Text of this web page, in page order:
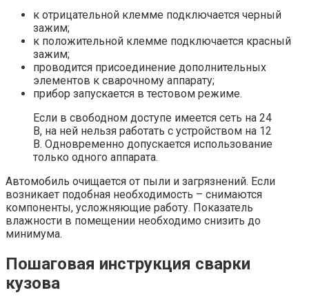
к отрицательной клемме подключается черный
зажим;
к положительной клемме подключается красный
зажим;
проводится присоединение дополнительных
элементов к сварочному аппарату;
прибор запускается в тестовом режиме.
Если в свободном доступе имеется сеть на 24
В, на ней нельзя работать с устройством на 12
В. Одновременно допускается использование
только одного аппарата.
Автомобиль очищается от пыли и загрязнений. Если
возникает подобная необходимость – снимаются
компоненты, усложняющие работу. Показатель
влажности в помещении необходимо снизить до
минимума.
Пошаговая инструкция сварки
кузова